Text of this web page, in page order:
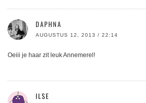
DAPHNA
AUGUSTUS 12, 2013 / 22:14
Oeiii je haar zit leuk Annemerel!
ILSE